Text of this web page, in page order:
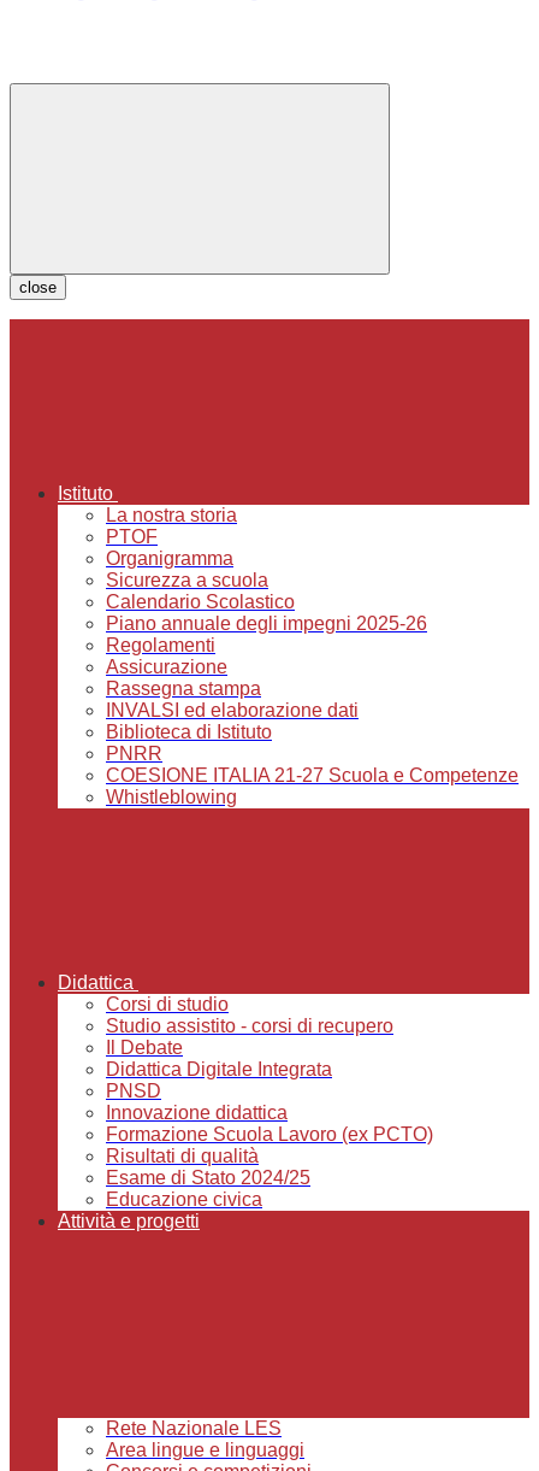
close
Istituto
La nostra storia
PTOF
Organigramma
Sicurezza a scuola
Calendario Scolastico
Piano annuale degli impegni 2025-26
Regolamenti
Assicurazione
Rassegna stampa
INVALSI ed elaborazione dati
Biblioteca di Istituto
PNRR
COESIONE ITALIA 21-27 Scuola e Competenze
Whistleblowing
Didattica
Corsi di studio
Studio assistito - corsi di recupero
Il Debate
Didattica Digitale Integrata
PNSD
Innovazione didattica
Formazione Scuola Lavoro (ex PCTO)
Risultati di qualità
Esame di Stato 2024/25
Educazione civica
Attività e progetti
Rete Nazionale LES
Area lingue e linguaggi